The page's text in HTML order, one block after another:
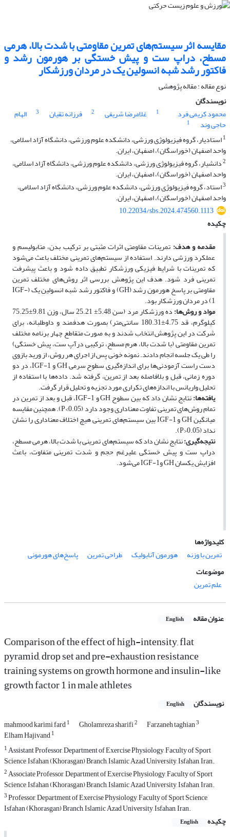
مقایسه اثر سیستم‌های تمرین مقاومتی با شدت بالا، هرمی
مسطح، دراپ ست و پیش خستگی بر هورمون رشد و
فاکتور رشد شبه انسولین یک در مردان ورزشکار
نوع مقاله : مقاله پژوهشی
نویسندگان
محمود کریمی فرد
1 غلامرضا شریفی 2 فرزانه تقیان 3 الهام
حاجی وند
1
1استادیار، گروه فیزیولوژی ورزشی، دانشکده علوم ورزشی، دانشگاه آزاد اسلامی،
واحد اصفهان (خوراسگان)، اصفهان، ایران.
2دانشیار، گروه فیزیولوژی ورزشی، دانشکده علوم ورزشی، دانشگاه آزاد اسلامی،
واحد اصفهان (خوراسگان)، اصفهان، ایران.
3استاد، گروه فیزیولوژی ورزشی، دانشکده علوم ورزشی، دانشگاه آزاد اسلامی،
واحد اصفهان (خوراسگان)، اصفهان، ایران.
10.22034/sbs.2024.474560.1113
چکیده
مقدمه و هدف: تمرینات مقاومتی اثرات مثبتی بر ترکیب بدن، متابولیسم و
عملکرد ورزشی دارند. استفاده از سیستم‌های تمرینی مختلف باعث می‌شود
که تمرینات با شرایط فیزیکی ورزشکار تطبیق داده شود و باعث پیشرفت
تمرینی فرد شود. هدف این پژوهش بررسی اثر روش‌های مختلف تمرین
مقاومتی بر پاسخ هورمون رشد (GH) و فاکتور رشد شبه انسولین یک (IGF-
1) در مردان ورزشکار بود.
مواد و روش‌­ها: ده ورزشکار مرد (سن 5.48± 25.21 سال، وزن 9.81±75.25
کیلوگرم، قد 4.75±180.31 سانتی‌متر) بصورت هدفمند و داوطلبانه، برای
شرکت در این پژوهش انتخاب شدند و به صورت متقاطع چهار برنامه مختلف
تمرین مقاومتی (با شدت بالا، هرم مسطح، ترکیبی درآپ ست، پیش خستگی)
را طی یک جلسه انجام دادند. نمونه خونی پس از اجرای هر روش، از ورید بازوی
دست راست آزمودنی‌ها برای اندازه‌گیری سطوح سرمی GH و IGF-1، در دو
دوره زمانی، قبل و بلافاصله بعد از تمرین، گرفته شد. داده‌ها با استفاده از
تحلیل واریانس با اندازه‌های تکراری مورد تجزیه و تحلیل قرار گرفت.
یافته­‌ها: نتایج نشان داد که بین سطوح GH و IGF-1، قبل و بعد از تمرین در
تمام روش‌های تمرینی تفاوت معناداری وجود دارد (0.05>P). همچنین مقایسه
میانگین GH و IGF-1 بین سیستم‌های تمرینی هیچ اختلاف معناداری را نشان
نداد (0.05<P).
نتیجه‌گیری:نتایج نشان داد که سیستم‌های تمرینی با شدت بالا، هرمی مسطح،
دراپ ست و پیش خستگی علیرغم حجم و شدت تمرینی متفاوت، باعث
افزایش یکسان GH وIGF-1 می‌شود.
کلیدواژه‌ها
تمرین با وزنه
هورمون آنابولیک طراحی تمرین
پاسخ‌های هورمونی
موضوعات
علم تمرین
عنوان مقاله English
Comparison of the effect of high-intensity, flat
pyramid, drop set and pre-exhaustion resistance
training systems on growth hormone and insulin-like
growth factor 1 in male athletes
نویسندگان English
mahmood karimi fard1 Gholamreza sharifi2 Farzaneh taghian3
Elham Hajivand1
1Assistant Professor, Department of Exercise Physiology, Faculty of Sport
Science, Isfahan (Khorasgan) Branch, Islamic Azad University, Isfahan, Iran.
2Associate Professor, Department of Exercise Physiology, Faculty of Sport
Science, Isfahan (Khorasgan) Branch, Islamic Azad University, Isfahan, Iran.
3Professor, Department of Exercise Physiology, Faculty of Sport Science,
Isfahan (Khorasgan) Branch, Islamic Azad University, Isfahan, Iran.
چکیده
English